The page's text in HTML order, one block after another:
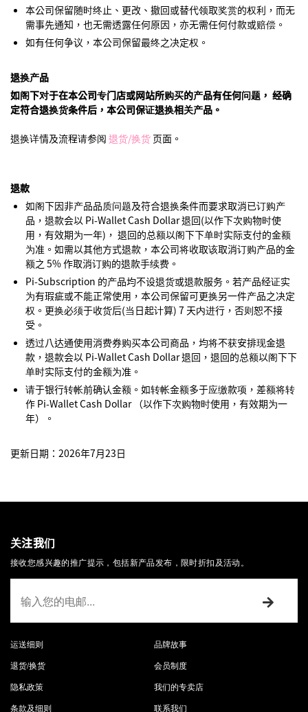
本公司保留随时终止、更改、撤回或替代领取奖赏的权利，而无
需事先通知，也无需透露任何原因，亦无需任何付款或赔偿。
如有任何争议，本公司保留最终之决定权。
退换产品
如阁下对于在本公司专门店或网站所购买的产品有任何问题， 经确
定符合退换货条件后，本公司保证退换相关产品。
退换详情及流程请参阅 退货/换货 页面。
退款
如阁下因非产品品质问题及符合退换条件而要求取消已订购产
品，退款会以 Pi-Wallet Cash Dollar 退回(以作下次购物时使
用，有效期为一年)， 退回的总额以阁下下单时实际支付的金额
为准。如需以其他方式退款，本公司将收取该取消订购产品的金
额之 5% 作取消订购的退款手续费。
Pi-Subscription 的产品均不设退货或退款服务。若产品经证实
为有瑕疵或不能正常使用，本公司保留可更换另一件产品之决定
权。更换必须于收货后(当日起计算) 7 天内进行，否则恕不接
受。
透过八达通使用消费券购买本公司商品，均将不获安排现金退
款，退款会以 Pi-Wallet Cash Dollar 退回，退回的总额以阁下下
单时实际支付的金额为准。
请于银行转帐前确认金额。如转帐金额多于应缴款项，差额将转
作 Pi-Wallet Cash Dollar （以作下次购物时使用，有效期为一
年）。
更新日期：2026年7月23日
关注我们
接收您感兴趣的推广提示，包括新产品发布，限时折扣及活动。
运送细则
退货/换货
隐私政策
条款及细则
品牌故事
会员制度
我们的专卖店
联系我们